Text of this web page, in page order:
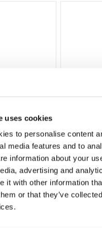
uses cookies
to personalise content
media features and to
information about your
advertising and
it with other information
or that they’ve
Lägg
grön 92 cm
T-shirt
cm
G0010
(ex.